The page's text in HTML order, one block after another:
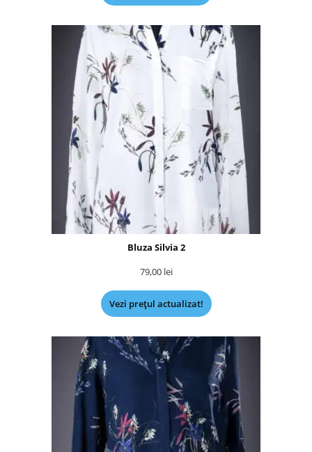
Bluza Silvia 2
79,00 lei
Vezi prețul actualizat!